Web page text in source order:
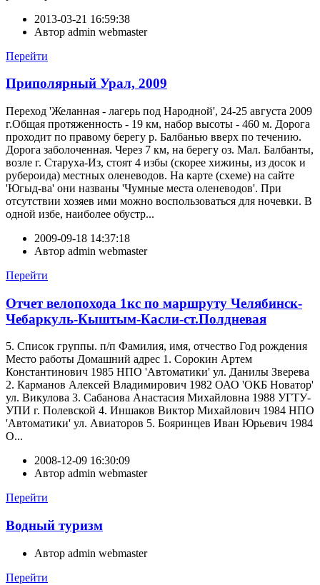
2013-03-21 16:59:38
Автор admin webmaster
Перейти
Приполярный Урал, 2009
Переход 'Желанная - лагерь под Народной', 24-25 августа 2009
г.Общая протяженность - 19 км, набор высоты - 460 м. Дорога
проходит по правому берегу р. Балбанью вверх по течению.
Дорога заболоченная. Через 7 км, на берегу оз. Мал. Балбанты,
возле г. Старуха-Из, стоят 4 избы (скорее хижины, из досок и
рубероида) местных оленеводов. На карте (схеме) на сайте
'Югыд-ва' они названы 'Чумные места оленеводов'. При
отсутствии хозяев ими можно воспользоваться для ночевки. В
одной избе, наиболее обустр...
2009-09-18 14:37:18
Автор admin webmaster
Перейти
Отчет велопохода 1кс по маршруту Челябинск-
Чебаркуль-Кыштым-Касли-ст.Полдневая
5. Список группы. п/п Фамилия, имя, отчество Год рождения
Место работы Домашний адрес 1. Сорокин Артем
Константинович 1985 НПО 'Автоматики' ул. Данилы Зверева
2. Карманов Алексей Владимирович 1982 ОАО 'ОКБ Новатор'
ул. Викулова 3. Сабанова Анастасия Михайловна 1988 УГТУ-
УПИ г. Полевской 4. Иншаков Виктор Михайлович 1984 НПО
'Автоматики' ул. Авиаторов 5. Бояринцев Иван Юрьевич 1984
О...
2008-12-09 16:30:09
Автор admin webmaster
Перейти
Водный туризм
Автор admin webmaster
Перейти